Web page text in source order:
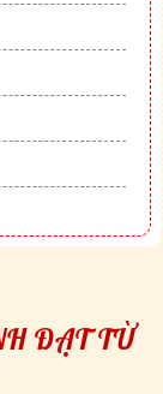
ĐẠT TỪ